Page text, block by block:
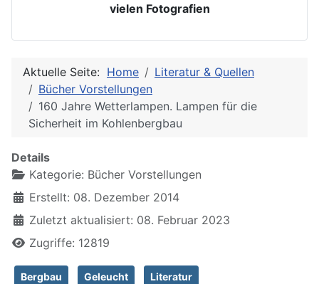
vielen Fotografien
Aktuelle Seite: Home
Literatur & Quellen
Bücher Vorstellungen
160 Jahre Wetterlampen. Lampen für die
Sicherheit im Kohlenbergbau
Details
Kategorie: Bücher Vorstellungen
Erstellt: 08. Dezember 2014
Zuletzt aktualisiert: 08. Februar 2023
Zugriffe: 12819
Bergbau Geleucht Literatur